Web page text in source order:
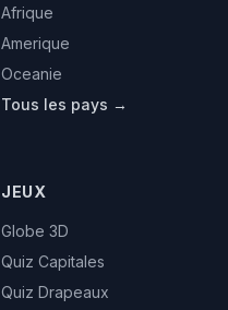
Afrique
Amerique
Oceanie
Tous les pays →
JEUX
Globe 3D
Quiz Capitales
Quiz Drapeaux